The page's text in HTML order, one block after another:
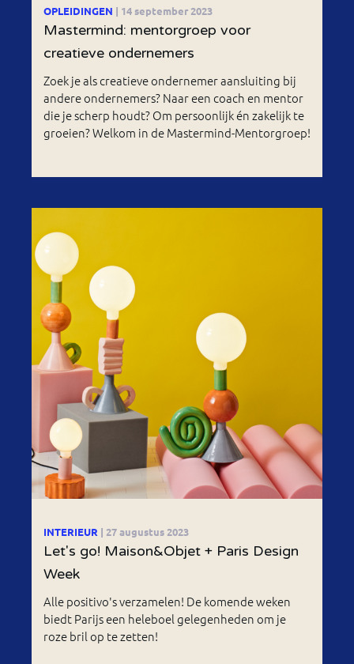
OPLEIDINGEN | 14 september 2023
Mastermind: mentorgroep voor
creatieve ondernemers
Zoek je als creatieve ondernemer aansluiting bij
andere ondernemers? Naar een coach en mentor
die je scherp houdt? Om persoonlijk én zakelijk te
groeien? Welkom in de Mastermind-Mentorgroep!
INTERIEUR | 27 augustus 2023
Let's go! Maison&Objet + Paris Design
Week
Alle positivo's verzamelen! De komende weken
biedt Parijs een heleboel gelegenheden om je
roze bril op te zetten!